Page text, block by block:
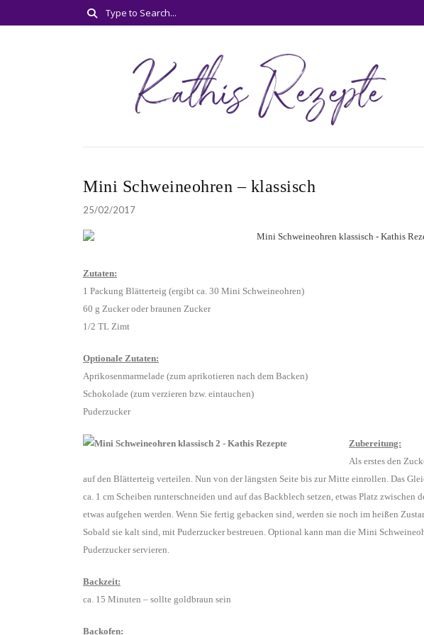
Mini Schweineohren – klassisch
25/02/2017
Zutaten:
1 Packung Blätterteig (ergibt ca. 30 Mini Schweineohren)
60 g Zucker oder braunen Zucker
1/2 TL Zimt
Optionale Zutaten:
Aprikosenmarmelade (zum aprikotieren nach dem Backen)
Schokolade (zum verzieren bzw. eintauchen)
Puderzucker
Zubereitung:
Als erstes den
auf den Blätterteig verteilen. Nun von der längsten Seite bis zur Mitte einrollen. Das
ca. 1 cm Scheiben runterschneiden und auf das Backblech setzen, etwas Platz zwischen
etwas aufgehen werden. Wenn Sie fertig gebacken sind, werden sie noch im heißen
Sobald sie kalt sind, mit Puderzucker bestreuen. Optional kann man die Mini
Puderzucker servieren.
Backzeit:
ca. 15 Minuten – sollte goldbraun sein
Backofen: